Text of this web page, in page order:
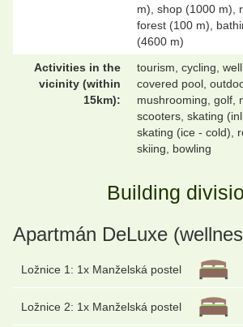
m), shop (1000 m),
forest (100 m),
(4600 m)
Activities in the
vicinity (within
15km):
tourism, cycling,
covered pool,
mushrooming, golf,
scooters, skating
skating (ice - cold),
skiing, bowling
Building
Apartmán DeLuxe
Ložnice 1: 1x Manželská postel
Ložnice 2: 1x Manželská postel